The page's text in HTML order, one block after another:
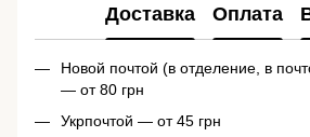
Доставка Оплата
Новой почтой (в отделение, в
— от 80 грн
Укрпочтой — от 45 грн